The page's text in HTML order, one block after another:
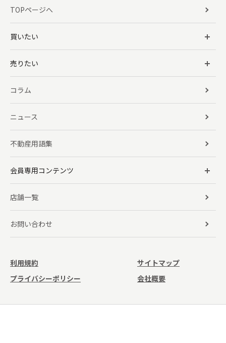
TOPページへ
買いたい
売りたい
コラム
ニュース
不動産用語集
会員専用コンテンツ
店舗一覧
お問い合わせ
利用規約
サイトマップ
プライバシーポリシー
会社概要